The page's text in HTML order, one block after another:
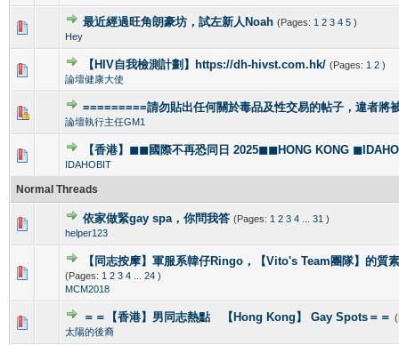
最近經過旺角朗豪坊，試左新人Noah (Pages: 1 2 3 4 5 )
Hey
1 Vote(s) - 5 out of 5 in Average
1 2345
【HIV自我檢測計劃】https://dh-hivst.com.hk/ (Pages: 1 2 )
論壇健康大使
0 Vote(s) - 0 out of 5 in Average
12345
=========請勿貼出任何關於毒品及性交易的帖子，違者將
論壇執行主任GM1
1 Vote(s) - 4 out of 5 in Average
12345
【香港】◼◼國際不再恐同日 2025◼◼HONG KONG
IDAHOBIT
0 Vote(s) - 0 out of 5 in Average
12345
Normal Threads
依家做緊gay spa，你問我答 (Pages: 1 2 3 4 31 )
helper123
0 Vote(s) - 0 out of 5 in Average
12345
【同志按摩】軍服系韓仔Ringo，【Vito's Team團隊】的質
(Pages: 1 2 3 4 24 )
MCM2018
0 Vote(s) - 0 out of 5 in Average
＝＝【香港】男同志熱點 【Hong Kong】 Gay Spots＝＝
太陽的後裔
1 Vote(s) - 1 out of 5 in Average
123